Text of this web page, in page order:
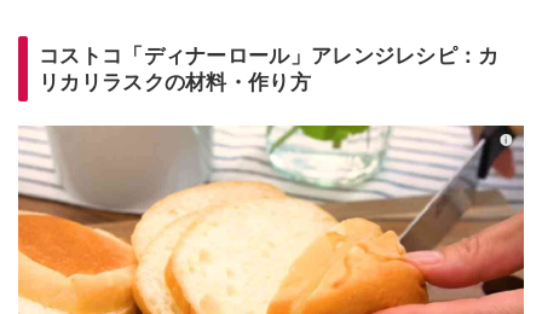
コストコ「ディナーロール」アレンジレシピ：カ
リカリラスクの材料・作り方